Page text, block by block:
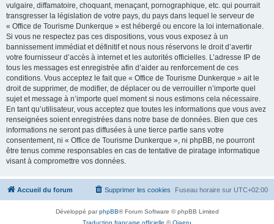
vulgaire, diffamatoire, choquant, menaçant, pornographique, etc. qui pourrait
transgresser la législation de votre pays, du pays dans lequel le serveur de
« Office de Tourisme Dunkerque » est hébergé ou encore la loi internationale.
Si vous ne respectez pas ces dispositions, vous vous exposez à un
bannissement immédiat et définitif et nous nous réservons le droit d’avertir
votre fournisseur d’accès à internet et les autorités officielles. L’adresse IP de
tous les messages est enregistrée afin d’aider au renforcement de ces
conditions. Vous acceptez le fait que « Office de Tourisme Dunkerque » ait le
droit de supprimer, de modifier, de déplacer ou de verrouiller n’importe quel
sujet et message à n’importe quel moment si nous estimons cela nécessaire.
En tant qu’utilisateur, vous acceptez que toutes les informations que vous avez
renseignées soient enregistrées dans notre base de données. Bien que ces
informations ne seront pas diffusées à une tierce partie sans votre
consentement, ni « Office de Tourisme Dunkerque », ni phpBB, ne pourront
être tenus comme responsables en cas de tentative de piratage informatique
visant à compromettre vos données.
Accueil du forum Fuseau horaire sur UTC+02:00
Supprimer les cookies
Développé parphpBB® Forum Software © phpBB Limited
Traduction française officielle ©Qiaeru